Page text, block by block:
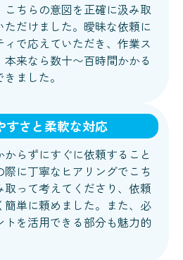
ちらの意図を正確に汲み取
ただけました。曖昧な依頼に
で応えていただき、作業ス
本来なら数十〜百時間かかる
ました。
すさと柔軟な対応
らずにすぐに依頼すること
に丁寧なヒアリングでこち
取って考えてくださり、依頼
簡単に頼めました。また、必
を活用できる部分も魅力的